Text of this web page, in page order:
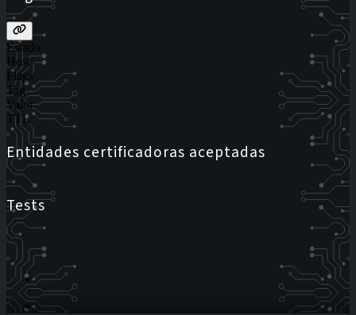
Estado
Host
Flags
Tag
Valor
TTL
Entidades certificadoras aceptadas
Tests